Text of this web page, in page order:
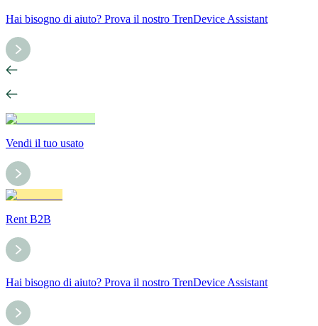
Hai bisogno di aiuto? Prova il nostro TrenDevice Assistant
Vendi il tuo usato
Rent B2B
Hai bisogno di aiuto? Prova il nostro TrenDevice Assistant